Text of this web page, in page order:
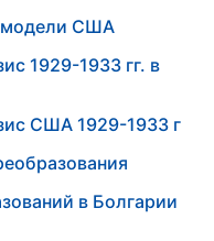
модели США
1929-1933 гг. в
США 1929-1933 г
в Болгарии